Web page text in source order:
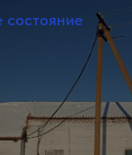
состояние